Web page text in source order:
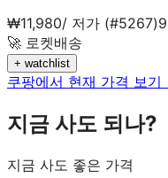
₩11,980/ 저가 (#5267)
🚀 로켓배송
+ watchlist
쿠팡에서 현재 가격 보
지금 사도 되나?
지금 사도 좋은 가격